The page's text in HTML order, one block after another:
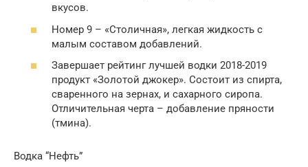
вкусов.
Номер 9 – «Столичная», легкая жидкость с
малым составом добавлений.
Завершает рейтинг лучшей водки 2018-2019
продукт «Золотой джокер». Состоит из спирта,
сваренного на зернах, и сахарного сиропа.
Отличительная черта – добавление пряности
(тмина).
Водка “Нефть”